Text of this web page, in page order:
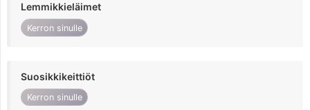
Lemmikkieläimet
Kerron sinulle
Suosikkikeittiöt
Kerron sinulle